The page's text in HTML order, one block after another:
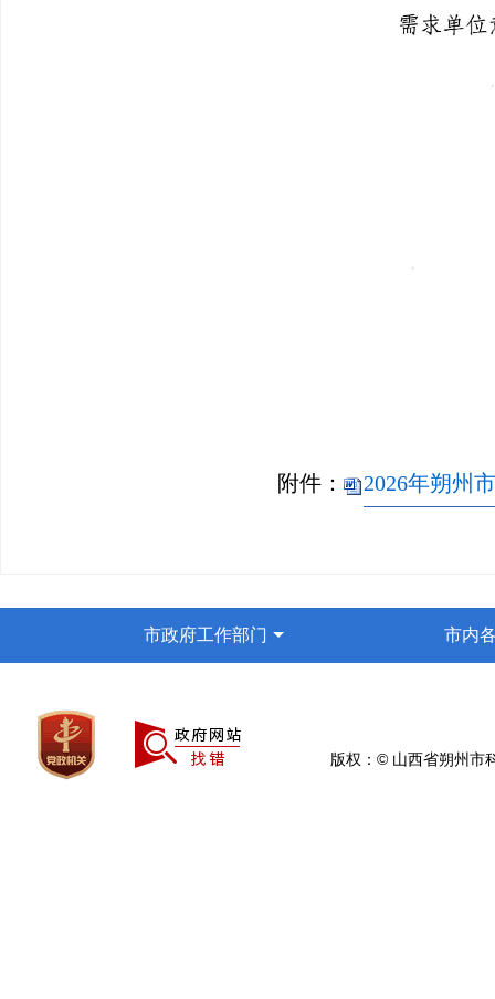
附件： 2026年朔州
市政府工作部门 市内
版权：© 山西省朔州